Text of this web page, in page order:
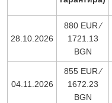
28.10.2026
880 EUR ∕
1721.13
BGN
04.11.2026
855 EUR ∕
1672.23
BGN